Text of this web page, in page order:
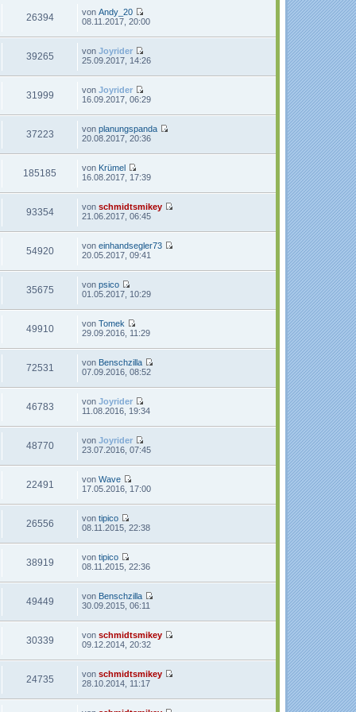
r
a
g
B
e
i
r
a
g
e
s
e
r
B
e
i
r
a
g
26394 von Andy_20
N
u
s
e
B
e
i
r
a
g
08.11.2017, 20:00
39265 von Joyrider
N
u
s
e
r
B
e
i
r
a
g
25.09.2017, 14:26
31999 von Joyrider
N
u
e
s
e
B
e
i
t
r
a
g
16.09.2017, 06:29
37223 von planungspanda
u
e
r
B
i
t
r
g
20.08.2017, 20:36
185185 von Krümel
N
u
e
s
e
r
B
e
i
r
a
g
16.08.2017, 17:39
93354 von schmidtsmikey
u
e
i
g
21.06.2017, 06:45
54920 von einhandsegler73
u
e
i
g
20.05.2017, 09:41
35675 von psico
N
u
e
s
e
r
B
e
i
r
a
g
01.05.2017, 10:29
49910 von Tomek
N
u
e
s
e
r
B
e
i
t
r
a
g
29.09.2016, 11:29
72531 von Benschzilla
u
e
i
g
07.09.2016, 08:52
46783 von Joyrider
N
u
s
e
B
e
i
r
a
g
11.08.2016, 19:34
48770 von Joyrider
N
u
s
e
B
e
i
r
a
g
23.07.2016, 07:45
22491 von Wave
N
u
s
e
B
e
i
t
r
a
g
17.05.2016, 17:00
26556 von tipico
N
u
s
e
r
B
e
i
t
r
a
g
08.11.2015, 22:38
38919 von tipico
N
u
e
s
e
r
B
e
i
t
r
a
g
08.11.2015, 22:36
49449 von Benschzilla
u
e
s
e
r
B
i
30.09.2015, 06:11
30339 von schmidtsmikey
u
e
09.12.2014, 20:32
24735 von schmidtsmikey
u
28.10.2014, 11:17